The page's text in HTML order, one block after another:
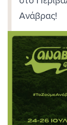
Ανάβρας!